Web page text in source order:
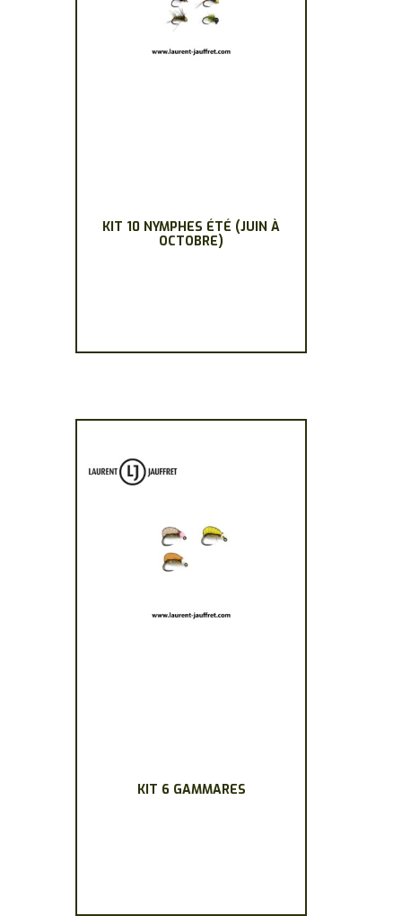
KIT 10 NYMPHES ÉTÉ (JUIN À
OCTOBRE)
KIT 6 GAMMARES